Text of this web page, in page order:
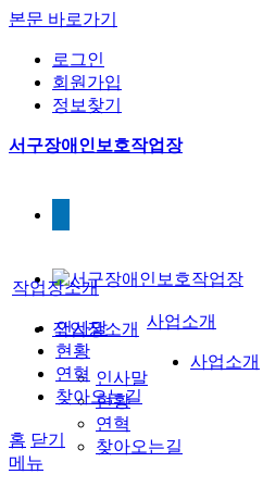
본문 바로가기
로그인
회원가입
정보찾기
서구장애인보호작업장
작업장소개
인사말
현황
연혁
찾아오는길
작업장소개
인사말
현황
연혁
찾아오는길
사업소개
사업소개
홈 닫기
메뉴